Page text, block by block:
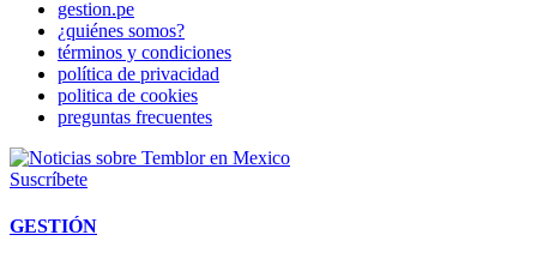
gestion.pe
¿quiénes somos?
términos y condiciones
política de privacidad
politica de cookies
preguntas frecuentes
Suscríbete
GESTIÓN